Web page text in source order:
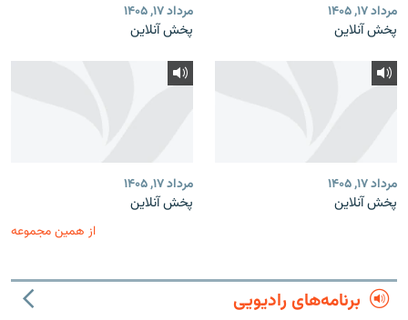
مرداد ۱۷, ۱۴۰۵
پخش آنلاین
مرداد ۱۷, ۱۴۰۵
پخش آنلاین
مرداد ۱۷, ۱۴۰۵
پخش آنلاین
مرداد ۱۷, ۱۴۰۵
پخش آنلاین
از همین مجموعه
برنامه‌های رادیویی